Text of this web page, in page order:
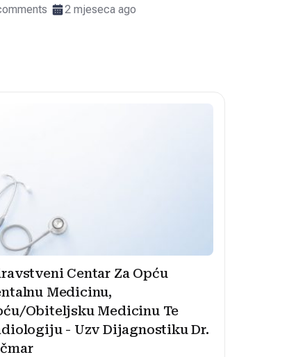
2 mjeseca ago
Centar Za Opću
Medicinu,
Obiteljsku Medicinu Te
- Uzv Dijagnostiku Dr.